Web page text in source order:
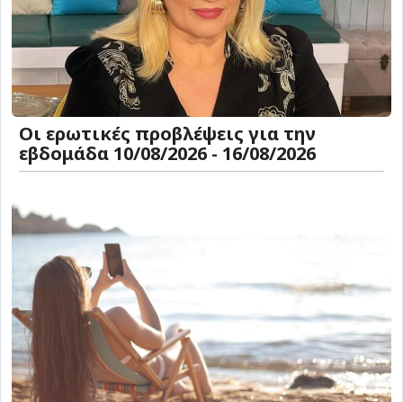
Οι ερωτικές προβλέψεις για την
εβδομάδα 10/08/2026 - 16/08/2026